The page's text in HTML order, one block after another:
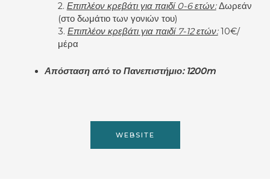
2. Επιπλέον κρεβάτι για παιδί 0-6 ετών:Δωρεάν
(στο δωμάτιο των γονιών του)
3. Επιπλέον κρεβάτι για παιδί7-12 ετών:10€/
μέρα
Απόσταση από το Πανεπιστήμιο: 1200m
WEBSITE